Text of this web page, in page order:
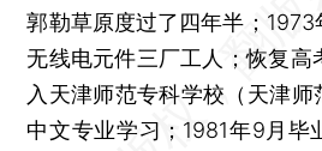
郭勒草原度过了四年半；
无线电元件三厂工人；恢复高
入天津师范专科学校（天津
中文专业学习；1981年9月毕